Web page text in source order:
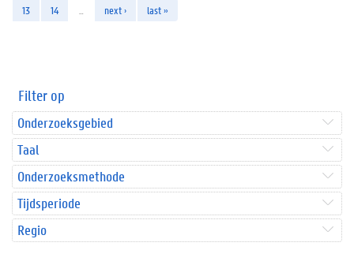
13
14 next › last »
Filter op
Onderzoeksgebied
Taal
Onderzoeksmethode
Tijdsperiode
Regio